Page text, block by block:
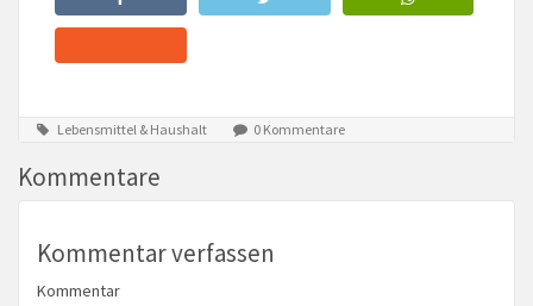
Lebensmittel & Haushalt 0 Kommentare
Kommentare
Kommentar verfassen
Kommentar